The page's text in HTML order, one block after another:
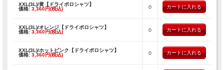
XXL(3L)/黄【ドライポロシャツ】
価格: 3,360円(税込) ○
XXL(3L)/オレンジ【ドライポロシャツ】
価格: 3,360円(税込) ○
XXL(3L)/ホットピンク【ドライポロシャツ】
価格: 3,360円(税込) ○